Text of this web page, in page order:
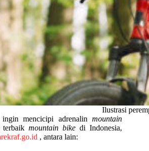
Ilustrasi
mencicipi adrenalinmountain
terbaikmountain bike di Indonesia,
, antara lain: